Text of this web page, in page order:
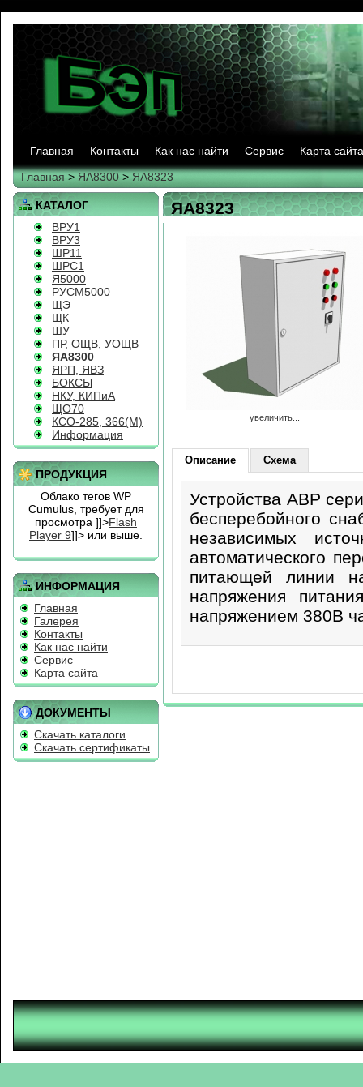
Главная Контакты Как нас найти Сервис
Карта сайта
Главная > ЯА8300 > ЯА8323
КАТАЛОГ
ВРУ1
ВРУ3
ШР11
ШРС1
Я5000
РУСМ5000
ЩЭ
ЩК
ШУ
ПР, ОЩВ, УОЩВ
ЯА8300
ЯРП, ЯВЗ
БОКСЫ
НКУ, КИПиА
ЩО70
КСО-285, 366(М)
Информация
ПРОДУКЦИЯ
Облако тегов WP
Cumulus, требует для
просмотра ]]>Flash
Player 9]]> или выше.
ИНФОРМАЦИЯ
Главная
Галерея
Контакты
Как нас найти
Сервис
Карта сайта
ДОКУМЕНТЫ
Скачать каталоги
Скачать сертификаты
ЯА8323
увеличить...
Описание Схема
Устройства АВР
бесперебойного
независимых
автоматического
питающей линии
напряжения
напряжением 380В